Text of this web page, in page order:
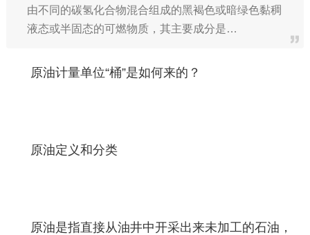
由不同的碳氢化合物混合组成的黑褐色或暗绿色黏稠
液态或半固态的可燃物质，其主要成分是…
原油计量单位“桶”是如何来的？
原油定义和分类
原油是指直接从油井中开采出来未加工的石油，